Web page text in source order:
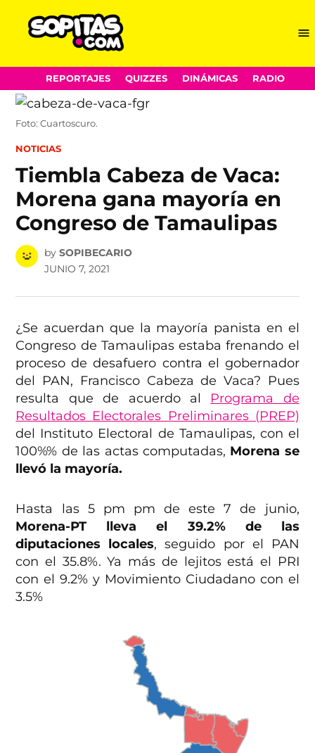
Skip
to
content
REPORTAJES QUIZZES DINÁMICAS RADIO
Foto: Cuartoscuro.
POSTED
NOTICIAS
Tiembla Cabeza de Vaca:
Morena gana mayoría en
Congreso de Tamaulipas
by SOPIBECARIO
JUNIO 7, 2021
¿Se acuerdan que la mayoría panista en el
Congreso de Tamaulipas estaba frenando el
proceso de desafuero contra el gobernador
del PAN, Francisco Cabeza de Vaca? Pues
resulta que de acuerdo al Programa de
Resultados Electorales Preliminares (PREP)
del Instituto Electoral de Tamaulipas, con el
100%% de las actas computadas, Morena se
llevó la mayoría.
Hasta las 5 pm pm de este 7 de junio,
Morena-PT lleva el 39.2% de las
diputaciones locales, seguido por el PAN
con el 35.8%. Ya más de lejitos está el PRI
con el 9.2% y Movimiento Ciudadano con el
3.5%